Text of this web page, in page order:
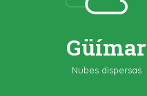
Güímar
Nubes dispersas